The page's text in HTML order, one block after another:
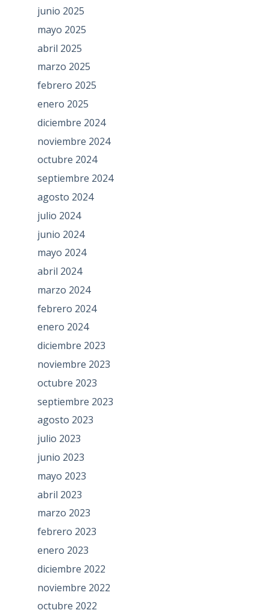
junio 2025
mayo 2025
abril 2025
marzo 2025
febrero 2025
enero 2025
diciembre 2024
noviembre 2024
octubre 2024
septiembre 2024
agosto 2024
julio 2024
junio 2024
mayo 2024
abril 2024
marzo 2024
febrero 2024
enero 2024
diciembre 2023
noviembre 2023
octubre 2023
septiembre 2023
agosto 2023
julio 2023
junio 2023
mayo 2023
abril 2023
marzo 2023
febrero 2023
enero 2023
diciembre 2022
noviembre 2022
octubre 2022